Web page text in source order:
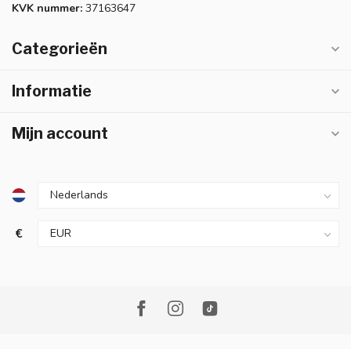
KVK nummer: 37163647
Categorieën
Informatie
Mijn account
€